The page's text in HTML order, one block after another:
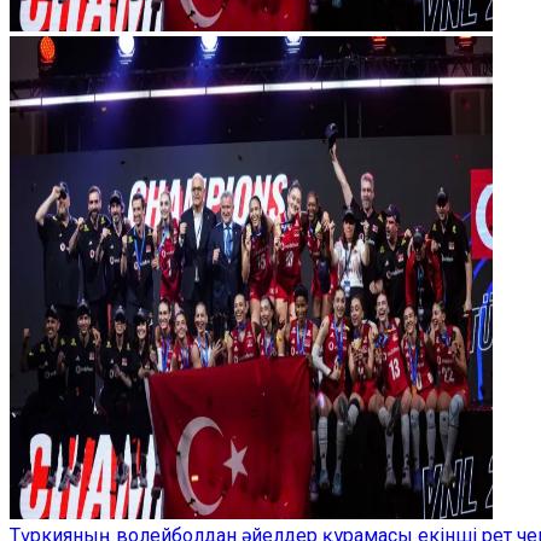
Түркияның волейболдан әйелдер құрамасы екінші рет